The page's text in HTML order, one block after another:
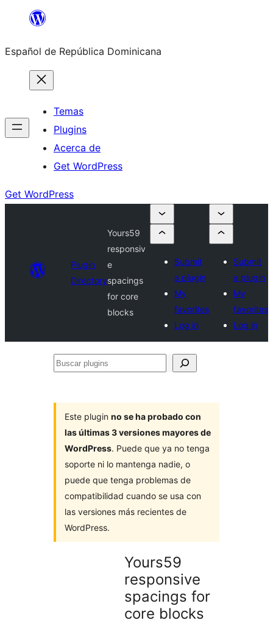
Saltar
contenido
Español de República Dominicana
Temas
Plugins
Acerca de
Get WordPress
Get WordPress
Plugin
Directory
Yours59
responsiv
e
spacings
for core
blocks
Submit
a plugin
My
favorites
Log in
Submit
a plugin
My
favorites
Log in
Buscar
Este plugin no se ha probado con
las últimas 3 versiones mayores de
WordPress. Puede que ya no tenga
soporte ni lo mantenga nadie, o
puede que tenga problemas de
compatibilidad cuando se usa con
las versiones más recientes de
WordPress.
Yours59
responsive
spacings for
core blocks